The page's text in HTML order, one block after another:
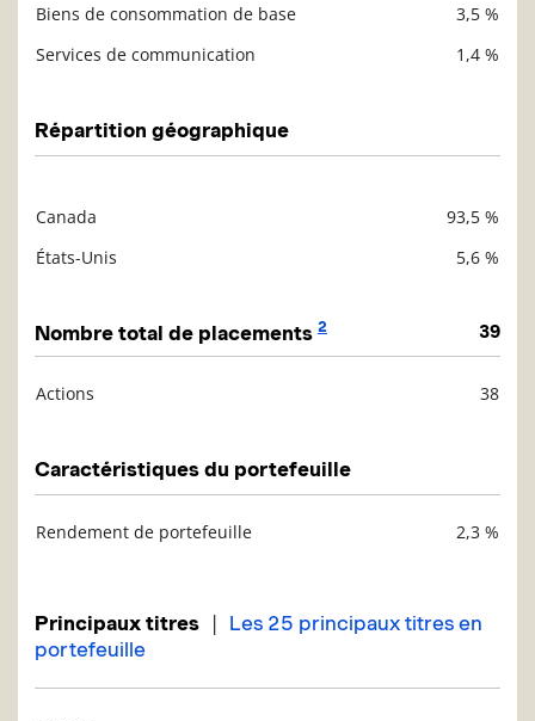
Biens de consommation de base
3,5 %
Services de communication
1,4 %
Répartition géographique
Canada
93,5 %
États-Unis
5,6 %
Nombre total de placements 2 39
Actions 38
Caractéristiques du portefeuille
Rendement de portefeuille 2,3 %
Principaux titres | Les 25 principaux titres en
portefeuille